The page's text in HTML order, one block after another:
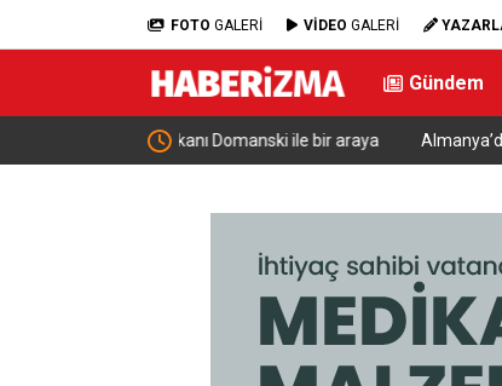
FOTO GALERİ VİDEO GALERİ
Gündem
Almanya’da Ren Nehri’nde kuraklık